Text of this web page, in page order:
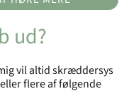
ud?
vil altid skræddersys
flere af følgende